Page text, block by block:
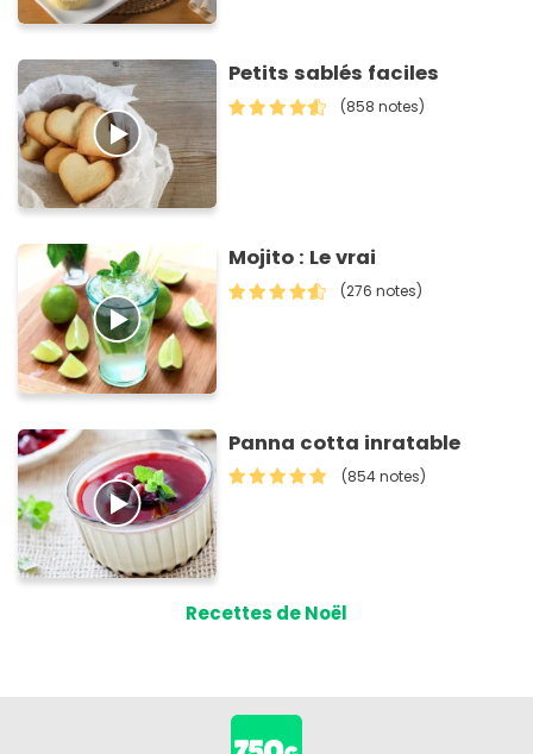
Petits sablés faciles
(858 notes)
Mojito : Le vrai
(276 notes)
Panna cotta inratable
(854 notes)
Recettes de Noël